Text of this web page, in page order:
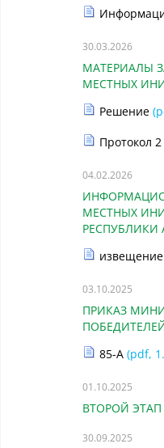
30.03.2026
МАТЕРИАЛЫ
МЕСТНЫХ
Решение
Протокол 2
04.02.2026
МЕСТНЫХ
РЕСПУБЛИКИ
извещение
03.10.2025
ПРИКАЗ
85-А (pdf,
01.10.2025
ВТОРОЙ
30.09.2025